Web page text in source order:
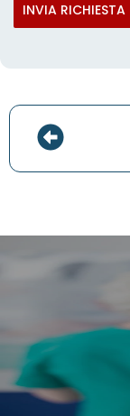
INVIA RICHIESTA